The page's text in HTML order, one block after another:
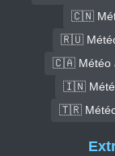
🇨🇳
🇷🇺
🇨🇦 Météo
🇮🇳
🇹🇷